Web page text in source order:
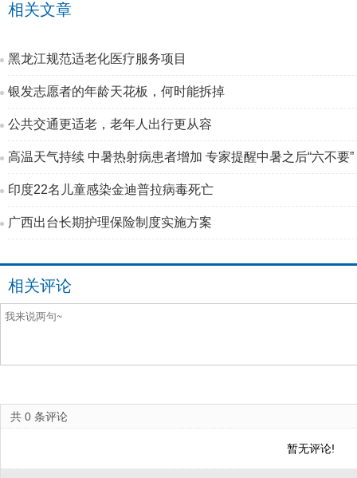
相关文章
黑龙江规范适老化医疗服务项目
银发志愿者的年龄天花板，何时能拆掉
公共交通更适老，老年人出行更从容
高温天气持续 中暑热射病患者增加 专家提醒中暑之后“六不要”
印度22名儿童感染金迪普拉病毒死亡
广西出台长期护理保险制度实施方案
相关评论
共 0 条评论
暂无评论!